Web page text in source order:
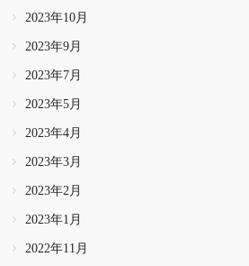
2023年10月
2023年9月
2023年7月
2023年5月
2023年4月
2023年3月
2023年2月
2023年1月
2022年11月